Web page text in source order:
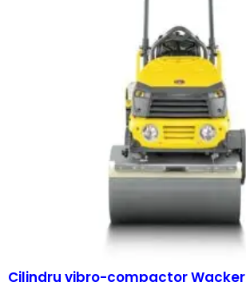
-9%
Cilindru vibro-compactor Wacker